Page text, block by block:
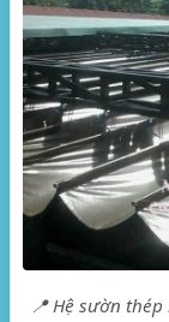
📍 Hệ sườn